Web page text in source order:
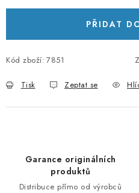
PŘIDAT
Kód zboží: 7851
Tisk Zeptat se
Garance originálních
produktů
Distribuce přímo od výrobců